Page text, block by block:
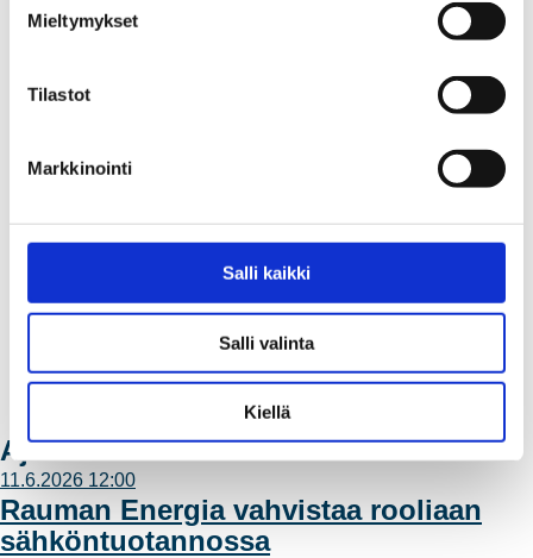
a
Mieltymykset
Tilastot
Markkinointi
Salli kaikki
Salli valinta
Kiellä
Sähköntuotanto
Aurinkosähkön hankinta
Kulutuksen seuranta
Laskutus
Sähköauton lataaminen
Valtakirja ja asiointi toisen puolesta
Ajankohtaista
11.6.2026 12:00
Rauman Energia vahvistaa rooliaan
sähköntuotannossa